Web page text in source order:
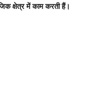
क्षेत्र में काम करती हैं।